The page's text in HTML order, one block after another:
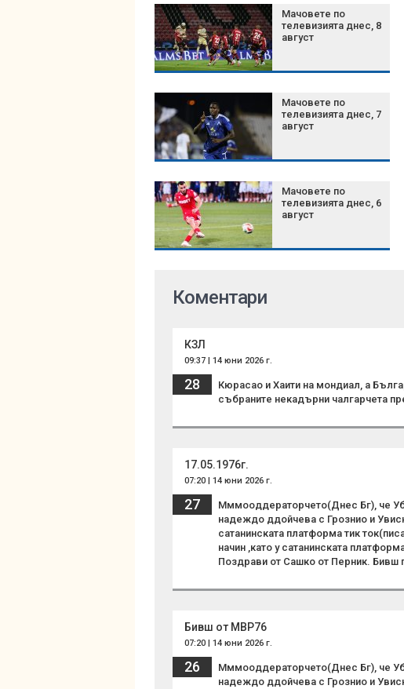
Мачовете по
телевизията днес, 8
август
Мачовете по
телевизията днес, 7
август
Мачовете по
телевизията днес, 6
август
Коментари
КЗЛ
09:37 | 14 юни 2026 г.
28
Кюрасао и Хаити на мондиал, а
събраните некадърни чалгарчета
17.05.1976г.
07:20 | 14 юни 2026 г.
27
Мммооддераторчето(Днес Бг), че
надеждо ддойчева с Грознио и
сатанинската платформа тик
начин ,като у сатанинската
Поздрави от Сашко от Перник. Бивш
Бивш от МВР76
07:20 | 14 юни 2026 г.
26
Мммооддераторчето(Днес Бг), че
надеждо ддойчева с Грознио и